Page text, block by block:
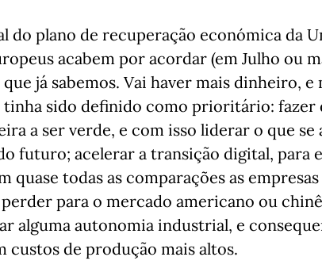
do plano de recuperação económica da
acabem por acordar (em Julho ou
já sabemos. Vai haver mais dinheiro, e
tinha sido definido como prioritário: fazer
a ser verde, e com isso liderar o que se
futuro; acelerar a transição digital, para
quase todas as comparações as
para o mercado americano ou
alguma autonomia industrial, e
custos de produção mais altos.